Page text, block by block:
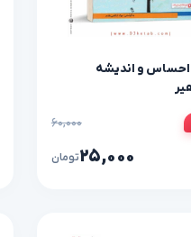
احساس و اندیشه
۶۰,۰۰۰
۲۵,۰۰۰تومان